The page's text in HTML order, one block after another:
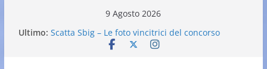
9 Agosto 2026
Ultimo: Scatta Sbig – Le foto vincitrici del concorso
25° Gran Carnevale